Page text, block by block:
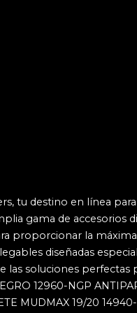
tu destino en línea
gama de accesorios
proporcionar la
diseñadas
las soluciones perfectas
12960-NGP
MUDMAX 19/20